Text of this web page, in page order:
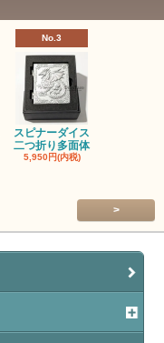
No.3
スピナーダイス
二つ折り多面体
5,950円(内税)
>